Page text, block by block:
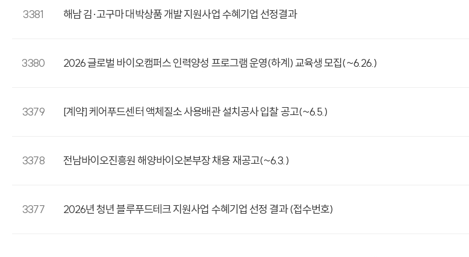
3381 해남 김·고구마 대박상품 개발 지원사업 수혜기업 선정결과
3380 2026 글로벌 바이오캠퍼스 인력양성 프로그램 운영(하계) 교육생 모집(~6.26.)
3379 [계약] 케어푸드센터 액체질소 사용배관 설치공사 입찰 공고(~6.5.)
3378 전남바이오진흥원 해양바이오본부장 채용 재공고(~6.3.)
3377 2026년 청년 블루푸드테크 지원사업 수혜기업 선정 결과 (접수번호)